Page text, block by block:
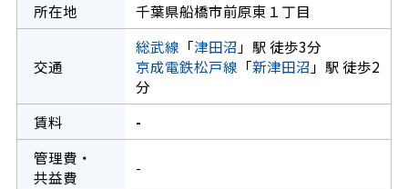
所在地 千葉県船橋市前原東１丁目
交通
総武線 「津田沼 」駅 徒歩3分
京成電鉄松戸線 「新津田沼 」駅 徒歩2
分
賃料
-
管理費・
共益費
-